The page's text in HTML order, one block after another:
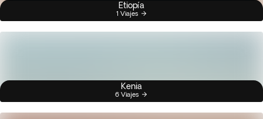
Etiopía
1 Viajes
Kenia
6 Viajes